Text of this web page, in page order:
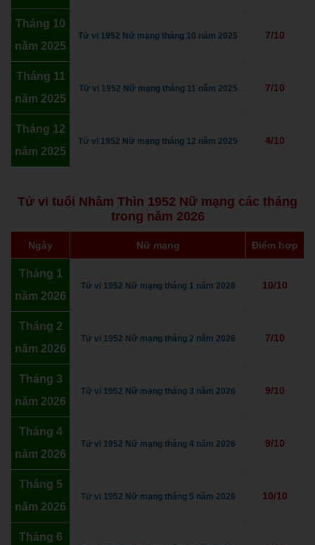
Tháng 10
năm 2025
Tử vi 1952 Nữ mạng tháng 10 năm 2025 7/10
Tháng 11
năm 2025
Tử vi 1952 Nữ mạng tháng 11 năm 2025 7/10
Tháng 12
năm 2025
Tử vi 1952 Nữ mạng tháng 12 năm 2025 4/10
Tử vi tuổi Nhâm Thìn 1952 Nữ mạng các tháng
trong năm 2026
Ngày Nữ mạng Điểm hợp
Tháng 1
năm 2026
Tử vi 1952 Nữ mạng tháng 1 năm 2026 10/10
Tháng 2
năm 2026
Tử vi 1952 Nữ mạng tháng 2 năm 2026 7/10
Tháng 3
năm 2026
Tử vi 1952 Nữ mạng tháng 3 năm 2026 9/10
Tháng 4
năm 2026
Tử vi 1952 Nữ mạng tháng 4 năm 2026 9/10
Tháng 5
năm 2026
Tử vi 1952 Nữ mạng tháng 5 năm 2026 10/10
Tháng 6